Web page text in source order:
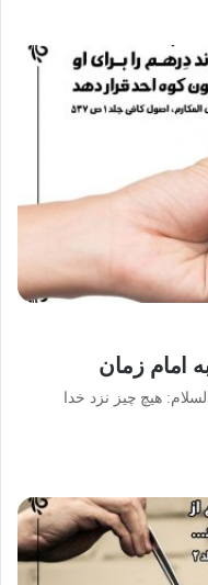
امام زمان
هیچ چیز نزد خدا